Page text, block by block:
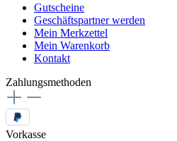
Gutscheine
Geschäftspartner werden
Mein Merkzettel
Mein Warenkorb
Kontakt
Zahlungsmethoden
Vorkasse